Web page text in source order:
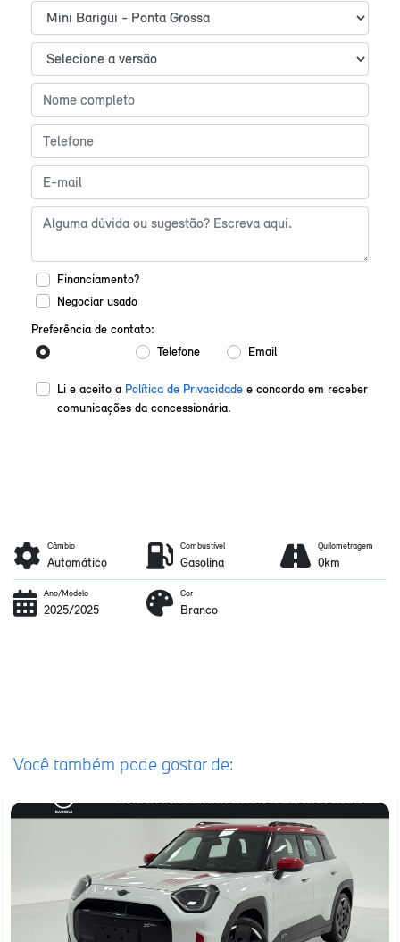
Financiamento?
Negociar usado
Preferência de contato:
Telefone Email
Li e aceito a Política de Privacidadee concordo em receber
comunicações da concessionária.
Câmbio
Automático
Combustível
Gasolina
Quilometragem
0km
Ano/Modelo
2025/2025
Cor
Branco
Você também pode gostar de: